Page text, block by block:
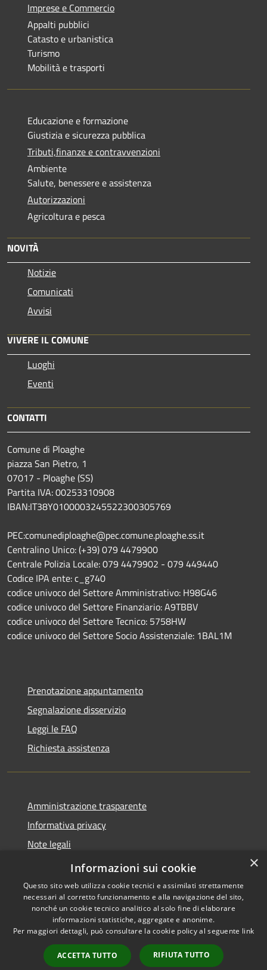
Imprese e Commercio
Appalti pubblici
Catasto e urbanistica
Turismo
Mobilità e trasporti
Educazione e formazione
Giustizia e sicurezza pubblica
Tributi,finanze e contravvenzioni
Ambiente
Salute, benessere e assistenza
Autorizzazioni
Agricoltura e pesca
NOVITÀ
Notizie
Comunicati
Avvisi
VIVERE IL COMUNE
Luoghi
Eventi
CONTATTI
Comune di Ploaghe
piazza San Pietro, 1
07017 - Ploaghe (SS)
Partita IVA: 00253310908
IBAN:IT38Y0100003245522300305769
PEC:comunediploaghe@pec.comune.ploaghe.ss.it
Centralino Unico: (+39) 079 4479900
Centrale Polizia Locale: 079 4479902 - 079 449440
Codice IPA ente: c_g740
codice univoco del Settore Amministrativo: H98G46
codice univoco del Settore Finanziario: A9TBBV
codice univoco del Settore Tecnico: 5758HW
codice univoco del Settore Socio Assistenziale: 1BAL1M
Prenotazione appuntamento
Segnalazione disservizio
Leggi le FAQ
Richiesta assistenza
Amministrazione trasparente
Informativa privacy
Note legali
Dichiarazione di accessibilità
Accessibilità
Copyright © 2026 • Comune di
Ploaghe • Powered by
Municipium•
Accesso
redazione
×
Informazioni sui cookie
Questo sito web utilizza cookie tecnici e assimilati strettamente
necessari al corretto funzionamento e alla navigazione del sito,
nonché un cookie tecnico analitico al solo fine di elaborare
informazioni statistiche, aggregate e anonime.
Per maggiori dettagli, può consultare la cookie policy al seguente link
ACCETTA TUTTO RIFIUTA TUTTO